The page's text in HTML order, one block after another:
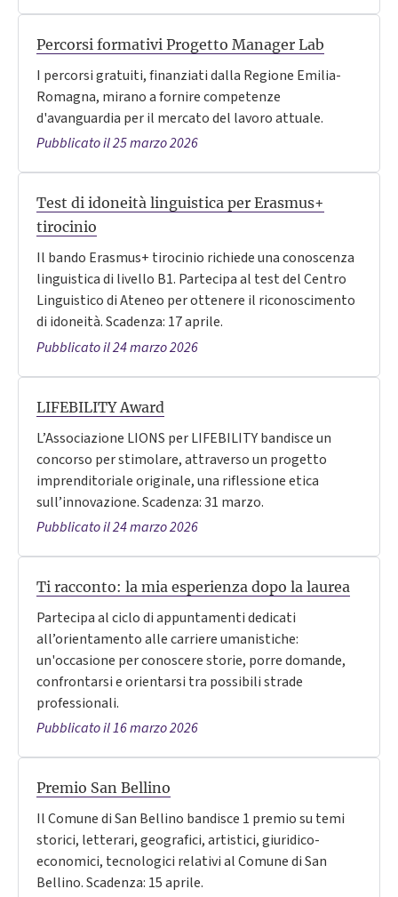
Percorsi formativi Progetto Manager Lab
I percorsi gratuiti, finanziati dalla Regione Emilia-
Romagna, mirano a fornire competenze
d'avanguardia per il mercato del lavoro attuale.
Pubblicato il 25 marzo 2026
Test di idoneità linguistica per Erasmus+
tirocinio
Il bando Erasmus+ tirocinio richiede una conoscenza
linguistica di livello B1. Partecipa al test del Centro
Linguistico di Ateneo per ottenere il riconoscimento
di idoneità. Scadenza: 17 aprile.
Pubblicato il 24 marzo 2026
LIFEBILITY Award
L’Associazione LIONS per LIFEBILITY bandisce un
concorso per stimolare, attraverso un progetto
imprenditoriale originale, una riflessione etica
sull’innovazione. Scadenza: 31 marzo.
Pubblicato il 24 marzo 2026
Ti racconto: la mia esperienza dopo la laurea
Partecipa al ciclo di appuntamenti dedicati
all’orientamento alle carriere umanistiche:
un'occasione per conoscere storie, porre domande,
confrontarsi e orientarsi tra possibili strade
professionali.
Pubblicato il 16 marzo 2026
Premio San Bellino
Il Comune di San Bellino bandisce 1 premio su temi
storici, letterari, geografici, artistici, giuridico-
economici, tecnologici relativi al Comune di San
Bellino. Scadenza: 15 aprile.